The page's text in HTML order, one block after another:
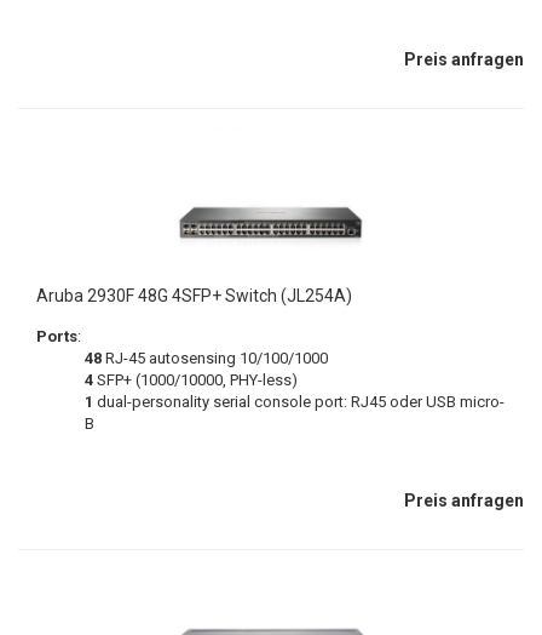
Preis anfragen
Aruba 2930F 48G 4SFP+ Switch (JL254A)
Ports:
48 RJ-45 autosensing 10/100/1000
4 SFP+ (1000/10000, PHY-less)
1 dual-personality serial console port: RJ45 oder USB micro-
B
Preis anfragen